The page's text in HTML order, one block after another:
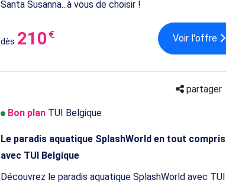
Santa Susanna...à vous de choisir !
dès 210 € Voir l'offre
partager
Bon planTUI Belgique
Le paradis aquatique SplashWorld en tout compris
avec TUI Belgique
Découvrez le paradis aquatique SplashWorld avec TUI